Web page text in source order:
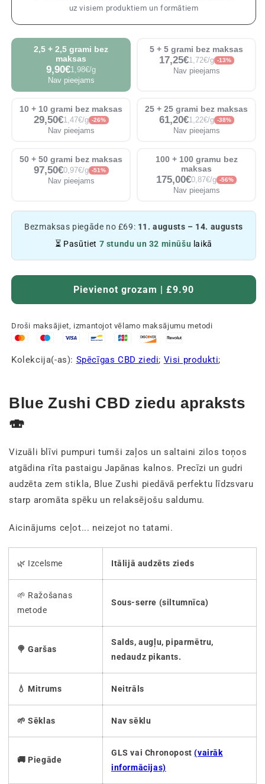
uz visiem produktiem un formātiem
2,5 + 2,5 grami bez
maksas
9,90€1,98€/g
Nav pieejams
5 + 5 grami bez maksas
17,25€1,72€/g -13%
Nav pieejams
10 + 10 grami bez maksas
29,50€1,47€/g -26%
Nav pieejams
25 + 25 grami bez maksas
61,20€1,22€/g -38%
Nav pieejams
50 + 50 grami bez maksas
97,50€0,97€/g -51%
Nav pieejams
100 + 100 gramu bez
maksas
175,00€0,87€/g -56%
Nav pieejams
Bezmaksas piegāde no £69: 11. augusts – 14. augusts
⏳ Pasūtiet 7 stundu un 32 minūšu laikā
Pievienot grozam | £9.90
Droši maksājiet, izmantojot vēlamo maksājumu metodi
Kolekcija(-as): Spēcīgas CBD ziedi; Visi produkti;
Blue Zushi CBD ziedu apraksts
🍣
Vizuāli blīvi pumpuri tumši zaļos un saltaini zilos toņos
atgādina rīta pastaigu Japānas kalnos. Precīzi un gudri
audzēta zem stikla, Blue Zushi piedāvā perfektu līdzsvaru
starp aromāta spēku un relaksējošu saldumu.
Aicinājums ceļot... neizejot no tatami.
🌿 Izcelsme Itālijā audzēts zieds
🌱 Ražošanas
metode
Sous-serre (siltumnīca)
🍭 Garšas
Salds, augļu, piparmētru,
nedaudz pikants.
💧 Mitrums Neitrāls
🌱 Sēklas Nav sēklu
🚚 Piegāde
GLS vai Chronopost (vairāk
informācijas)